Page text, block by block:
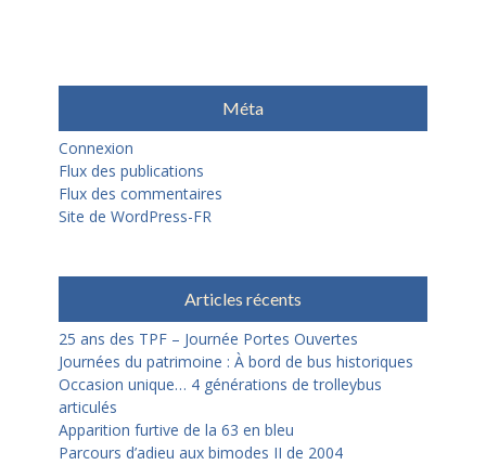
Méta
Connexion
Flux des publications
Flux des commentaires
Site de WordPress-FR
Articles récents
25 ans des TPF – Journée Portes Ouvertes
Journées du patrimoine : À bord de bus historiques
Occasion unique… 4 générations de trolleybus
articulés
Apparition furtive de la 63 en bleu
Parcours d’adieu aux bimodes II de 2004